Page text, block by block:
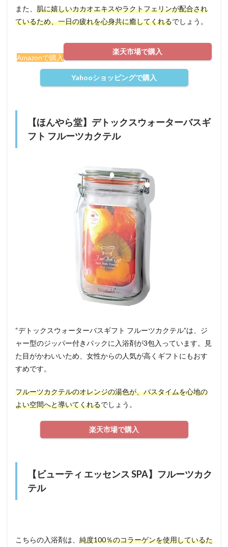
また、 肌に嬉しいカカオエキスやラクトフェリンが配合され
ているため、一日の疲れを心身共に癒してくれるでしょう。
Amazonで購入
楽天市場で購入
Yahooショッピングで購入
【ほんやら堂】デトックスウォーターバスギ
フト フルーツカクテル
“デトックスウォーターバスギフト フルーツカクテル”は、ジ
ャー型のジッパー付きパックに入浴剤が3包入っています。見
た目がかわいいため、女性からの人気が高くギフトにもおす
すめです。
フルーツカクテルのオレンジの湯色が、バスタイムを心地の
よい空間へと導いてくれるでしょう。
楽天市場で購入
【ビューティ エッセンス SPA】フルーツカク
テル
こちらの入浴剤は、 純度100％のコラーゲンを使用しているた